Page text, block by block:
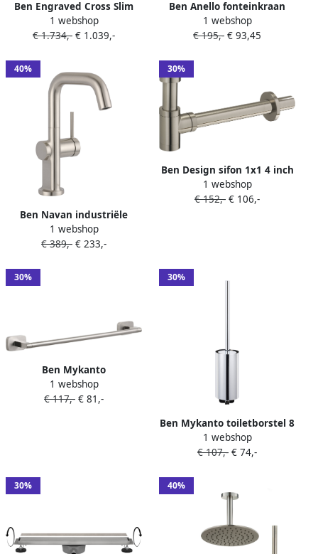
Ben Engraved Cross Slim
inbouw regendoucheset
Ø25cm met
1 webshop
€ 1.734,- € 1.039,-
Ben Anello fonteinkraan
met hendel rechts chroom
1 webshop
€ 195,- € 93,45
40%
Ben Navan industriële
wastafelkraan geborsteld
nikkel
1 webshop
€ 389,- € 233,-
30%
Ben Design sifon 1x1 4 inch
RVS-look
1 webshop
€ 152,- € 106,-
30%
Ben Mykanto
handdoekbeugel 45x7x3
9cm geborsteld nikkel
1 webshop
€ 117,- € 81,-
30%
Ben Mykanto toiletborstel 8
9x10x48 2cm chroom
1 webshop
€ 107,- € 74,-
30% 40%